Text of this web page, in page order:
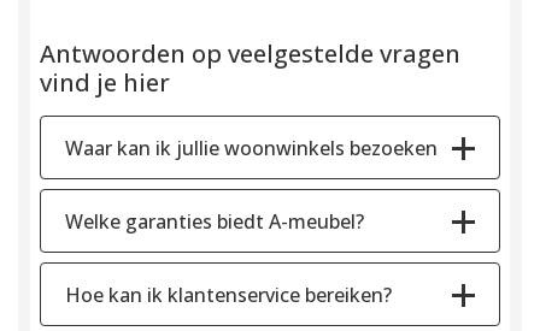
Antwoorden op veelgestelde vragen
vind je hier
Waar kan ik jullie woonwinkels bezoeken
Welke garanties biedt A-meubel?
Hoe kan ik klantenservice bereiken?